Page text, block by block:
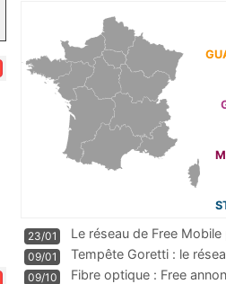
23/01
Le réseau de Free
m
09/01
Tempête Goretti : le
09/10
Fibre optique : Free